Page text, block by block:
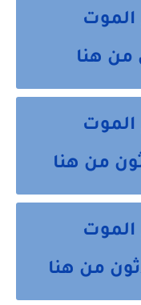
من هنا
من هنا
من هنا